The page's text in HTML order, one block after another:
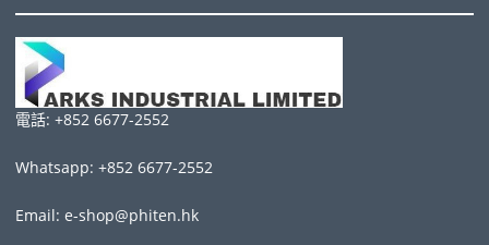
電話: +852 6677-2552
Whatsapp: +852 6677-2552
Email: e-shop@phiten.hk